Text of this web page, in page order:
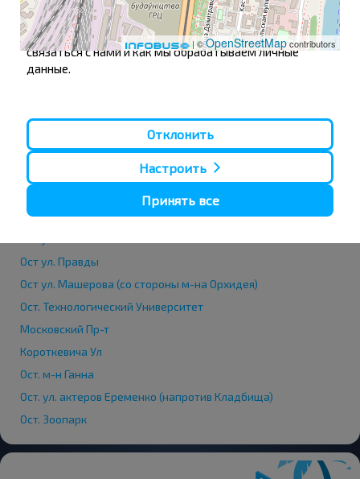
| ©OpenStreetMapcontributors
Ост ул.Кирова, 3 м-н Изумруд
Свободы Пл.
Ост. Медуниверситет
Ост ул. Людникова
Ост ул. Правды
Ост ул. Машерова (со стороны м-на Орхидея)
Ост. Технологический Университет
Московский Пр-т
Короткевича Ул
Ост. м-н Ганна
Ост. ул. актеров Еременко (напротив Кладбища)
Ост. Зоопарк
Узнайте подробнее из нашейПолитики обработки
персональных данных, кто мы такие, как вы можете
связаться с нами и как мы обрабатываем личные
данные.
Отклонить
Настроить
Принять все